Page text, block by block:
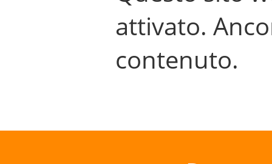
attivato.
contenuto.